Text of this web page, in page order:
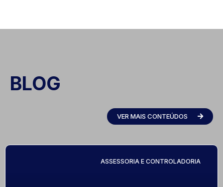
BLOG
VER MAIS CONTEÚDOS
ASSESSORIA E CONTROLADORIA